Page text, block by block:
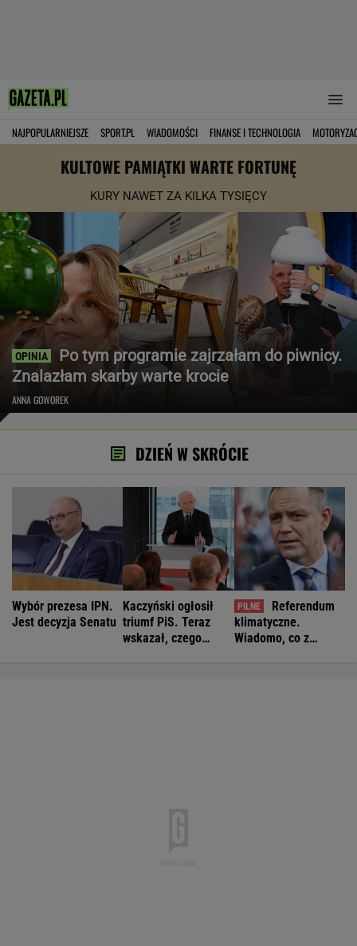
NAJPOPULARNIEJSZE SPORT.PL WIADOMOŚCI FINANSE I TECHNOLOGIA
KULTOWE PAMIĄTKI WARTE FORTUNĘ
KURY NAWET ZA KILKA TYSIĘCY
Po tym programie zajrzałam do piwnicy.
Znalazłam skarby warte krocie
ANNA GOWOREK
DZIEŃ W SKRÓCIE
Wybór prezesa IPN.
Jest decyzja Senatu
Kaczyński ogłosił
triumf PiS. Teraz
wskazał, czego
Referendum
klimatyczne.
Wiadomo, co z